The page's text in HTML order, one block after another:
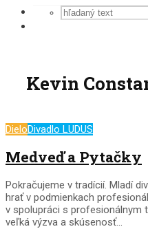
Kevin
DieloDivadlo LUDUS
Medveď a Pytačky
Pokračujeme v tradícií. Mladí
hrať v podmienkach
v spolupráci s profesionálnym
veľká výzva a skúsenosť...